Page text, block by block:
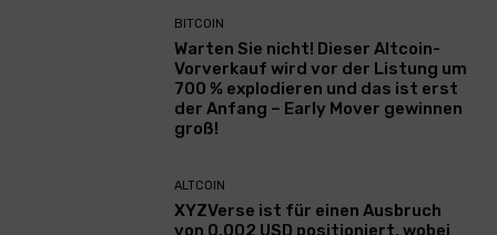
BITCOIN
Warten Sie nicht! Dieser Altcoin-
Vorverkauf wird vor der Listung um
700 % explodieren und das ist erst
der Anfang – Early Mover gewinnen
groß!
ALTCOIN
XYZVerse ist für einen Ausbruch
von 0,002 USD positioniert, wobei